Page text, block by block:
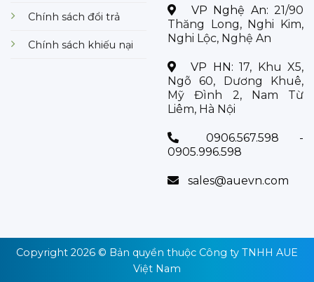
Chính sách đổi trả
Chính sách khiếu nại
VP Nghệ An: 21/90
Thăng Long, Nghi Kim,
Nghi Lộc, Nghệ An
VP HN:17, Khu X5,
Ngõ 60, Dương Khuê,
Mỹ Đình 2, Nam Từ
Liêm, Hà Nội
0906.567.598 -
0905.996.598
sales@auevn.com
Copyright 2026 © Bản quyền thuộc Công ty TNHH AUE
Việt Nam